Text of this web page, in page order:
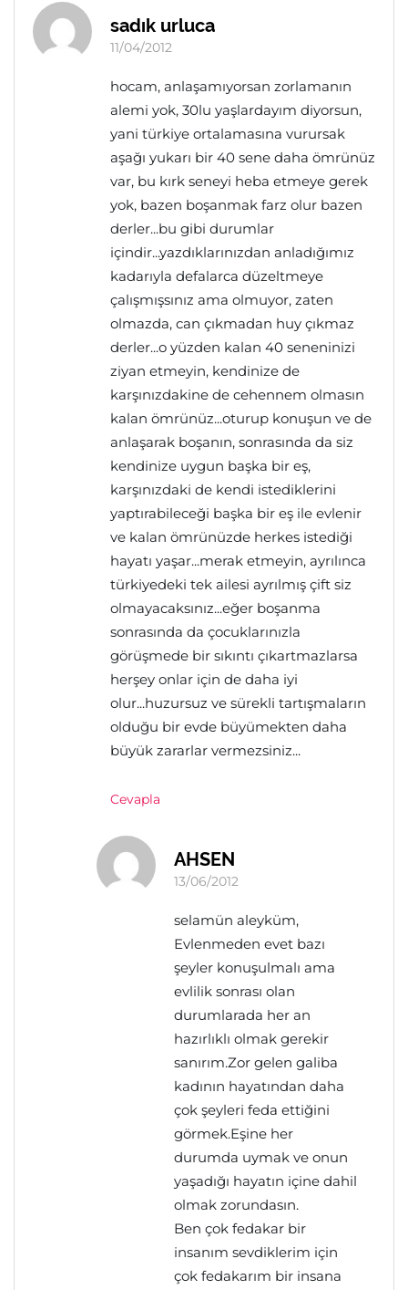
sadık urluca
11/04/2012
hocam, anlaşamıyorsan zorlamanın
alemi yok, 30lu yaşlardayım diyorsun,
yani türkiye ortalamasına vurursak
aşağı yukarı bir 40 sene daha ömrünüz
var, bu kırk seneyi heba etmeye gerek
yok, bazen boşanmak farz olur bazen
derler...bu gibi durumlar
içindir...yazdıklarınızdan anladığımız
kadarıyla defalarca düzeltmeye
çalışmışsınız ama olmuyor, zaten
olmazda, can çıkmadan huy çıkmaz
derler...o yüzden kalan 40 seneninizi
ziyan etmeyin, kendinize de
karşınızdakine de cehennem olmasın
kalan ömrünüz...oturup konuşun ve de
anlaşarak boşanın, sonrasında da siz
kendinize uygun başka bir eş,
karşınızdaki de kendi istediklerini
yaptırabileceği başka bir eş ile evlenir
ve kalan ömrünüzde herkes istediği
hayatı yaşar...merak etmeyin, ayrılınca
türkiyedeki tek ailesi ayrılmış çift siz
olmayacaksınız...eğer boşanma
sonrasında da çocuklarınızla
görüşmede bir sıkıntı çıkartmazlarsa
herşey onlar için de daha iyi
olur...huzursuz ve sürekli tartışmaların
olduğu bir evde büyümekten daha
büyük zararlar vermezsiniz...
Cevapla
AHSEN
13/06/2012
selamün aleyküm,
Evlenmeden evet bazı
şeyler konuşulmalı ama
evlilik sonrası olan
durumlarada her an
hazırlıklı olmak gerekir
sanırım.Zor gelen galiba
kadının hayatından daha
çok şeyleri feda ettiğini
görmek.Eşine her
durumda uymak ve onun
yaşadığı hayatın içine dahil
olmak zorundasın.
Ben çok fedakar bir
insanım sevdiklerim için
çok fedakarım bir insana